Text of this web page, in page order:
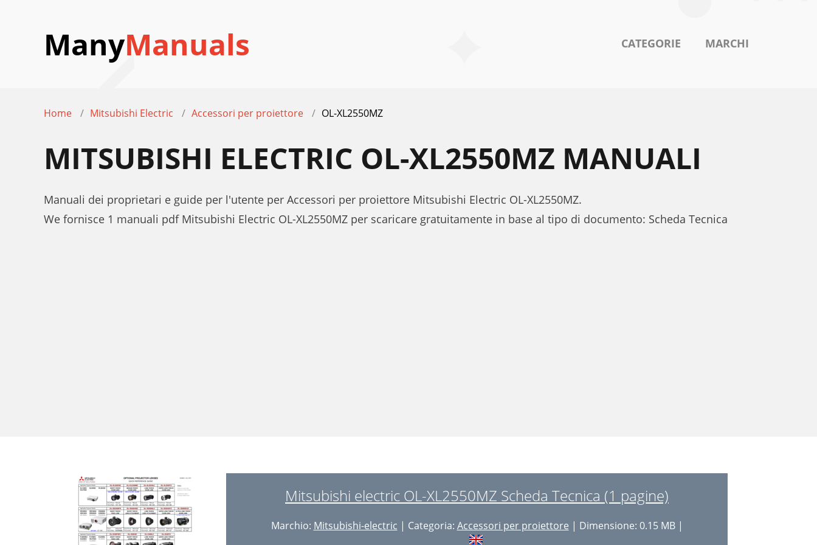
ManyManuals CATEGORIE MARCHI
Home Mitsubishi Electric Accessori per proiettore OL-XL2550MZ
MITSUBISHI ELECTRIC OL-XL2550MZ MANUALI
Manuali dei proprietari e guide per l'utente per Accessori per proiettore Mitsubishi Electric OL-XL2550MZ.
We fornisce 1 manuali pdf Mitsubishi Electric OL-XL2550MZ per scaricare gratuitamente in base al tipo di documento: Scheda Tecnica
Mitsubishi electric OL-XL2550MZ Scheda Tecnica (1 pagine)
Marchio: Mitsubishi-electric | Categoria: Accessori per proiettore | Dimensione: 0.15 MB |